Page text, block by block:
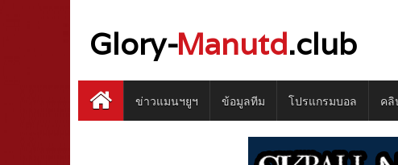
Glory-Manutd.club
ข่าวแมนฯยูฯ ข้อมูลทีม โปรแกรมบอล คลิ